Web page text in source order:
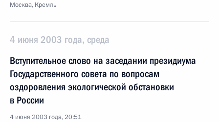
Москва, Кремль
4 июня 2003 года, среда
Вступительное слово на заседании президиума
Государственного совета по вопросам
оздоровления экологической обстановки
в России
4 июня 2003 года, 20:51